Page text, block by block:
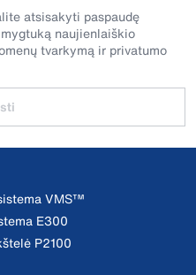
atsisakyti paspaudę
naujienlaiškio
tvarkymą ir privatumo
VMS™
E300
P2100